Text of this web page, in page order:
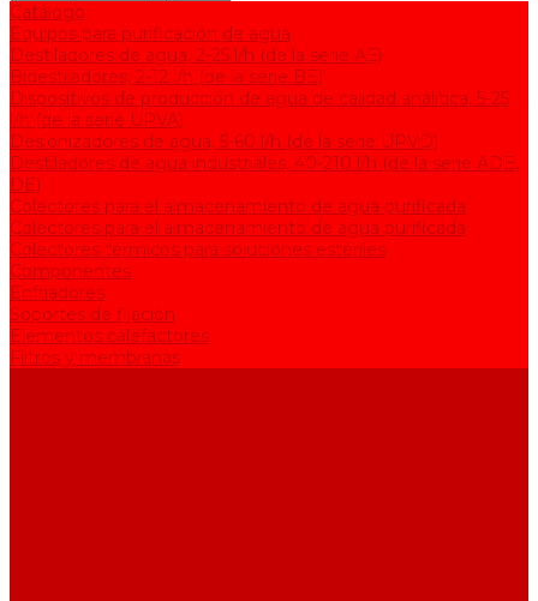
Catálogo
Equipos para purificación de agua
Destiladores de agua, 2-25 l/h (de la serie АЕ)
Bidestiladores, 2-12 l/h (de la serie BE)
Dispositivos de producción de agua de calidad analítica, 5-25
l/h (de la serie UPVA)
Desionizadores de agua, 5-60 l/h (de la serie UPVD)
Destiladores de agua industriales, 40-210 l/h (de la serie АDE,
DE)
Colectores para el almacenamiento de agua purificada
Colectores para el almacenamiento de agua purificada
Colectores térmicos para soluciones estériles
Componentes
Enfriadores
Soportes de fijación
Elementos calefactores
Filtros y membranas